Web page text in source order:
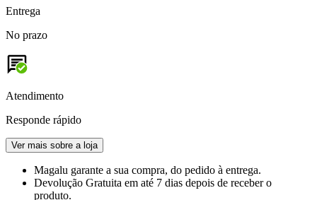
Entrega
No prazo
Atendimento
Responde rápido
Ver mais sobre a loja
Magalu garante a sua compra, do pedido à entrega.
Devolução Gratuita em até 7 dias depois de receber o
produto.